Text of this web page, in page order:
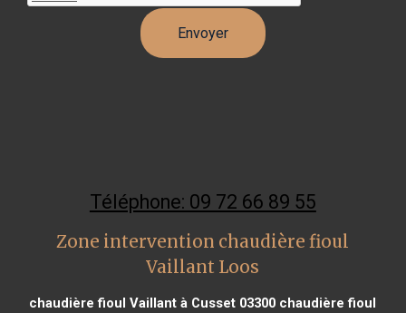
Téléphone: 09 72 66 89 55
Zone intervention chaudière fioul
Vaillant Loos
chaudière fioul Vaillant à Cusset 03300 chaudière fioul